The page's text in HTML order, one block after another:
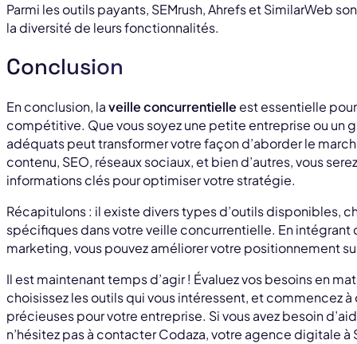
Parmi les outils payants, SEMrush, Ahrefs et SimilarWeb
la diversité de leurs fonctionnalités.
Conclusion
En conclusion, laveille concurrentielle est essentielle
compétitive. Que vous soyez une petite entreprise ou un
adéquats peut transformer votre façon d’aborder le
contenu, SEO, réseaux sociaux, et bien d’autres, vous
informations clés pour optimiser votre stratégie.
Récapitulons : il existe divers types d’outils disponibles,
spécifiques dans votre veille concurrentielle. En intégrant
marketing, vous pouvez améliorer votre positionnement
Il est maintenant temps d’agir ! Évaluez vos besoins en
choisissez les outils qui vous intéressent, et commencez
précieuses pour votre entreprise. Si vous avez besoin
n’hésitez pas à contacter Codaza, votre agence digitale à